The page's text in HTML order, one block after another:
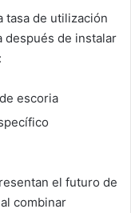
tasa de utilización
después de instalar
escoria
el futuro de
combinar